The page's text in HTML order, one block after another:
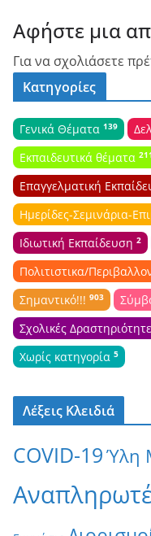
Αφήστε μια
Για να σχολιάσετε
Κατηγορίες
Γενικά Θέματα 139
Εκπαιδευτικά θέματα
Επαγγελματική
Ημερίδες-Σεμινάρια-
Ιδιωτική Εκπαίδευση 2
Πολιτιστικα/
Σημαντικό!!! 903
Σχολικές
Χωρίς κατηγορία 5
Λέξεις Κλειδιά
COVID-19Ύλη